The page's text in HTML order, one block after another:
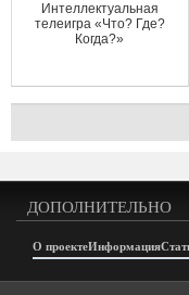
Интеллектуальная
телеигра «Что? Где?
Когда?»
ДОПОЛНИТЕЛЬНО
О проектеИнформация